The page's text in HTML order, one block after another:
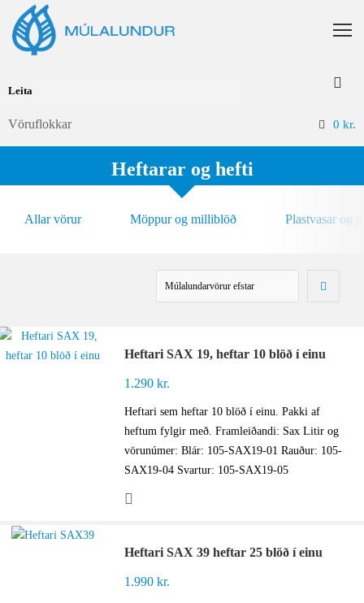
Vöruflokkar 0 kr.
Heftarar og hefti
Allar vörur Möppur og milliblöð Plastvasar og
Heftari SAX 19, heftar 10 blöð í einu
1.290kr.
Heftari sem heftar 10 blöð í einu. Pakki af
heftum fylgir með. Framleiðandi: Sax Litir og
vörunúmer: Blár: 105-SAX19-01 Rauður: 105-
SAX19-04 Svartur: 105-SAX19-05
Heftari SAX 39 heftar 25 blöð í einu
1.990kr.